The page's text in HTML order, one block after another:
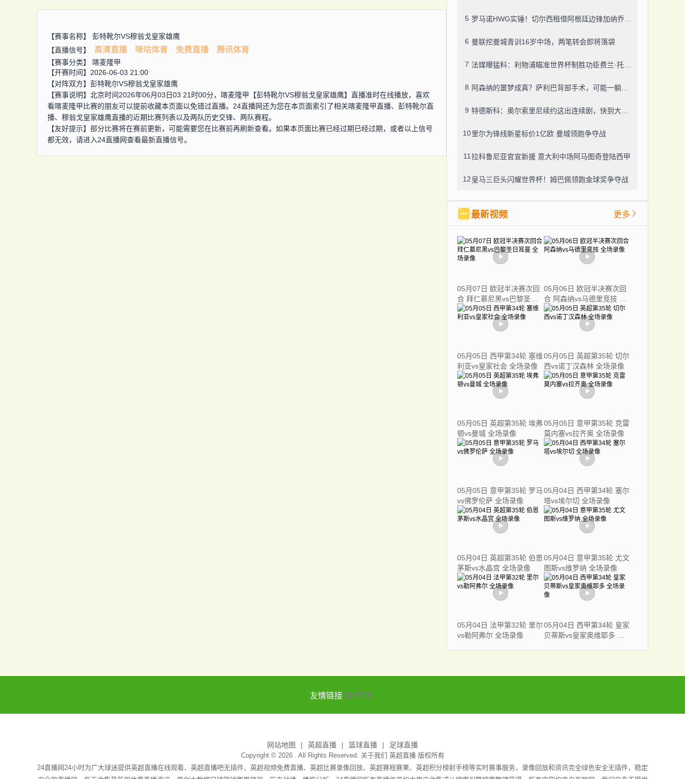
【赛事名称】 彭特靴尔VS穆翁戈皇家雄鹰
【直播信号】
高清直播 咪咕体育 免费直播 腾讯体育
【赛事分类】
喀麦隆甲
【开赛时间】2026-06-03 21:00
【对阵双方】 彭特靴尔VS穆翁戈皇家雄鹰
【赛事说明】北京时间2026年06月03日03 21时00分，喀麦隆甲【彭特靴尔VS穆翁戈皇家雄鹰】直播准时在线播放，喜欢
看喀麦隆甲比赛的朋友可以提前收藏本页面以免错过直播。24直播网还为您在本页面索引了相关喀麦隆甲直播、彭特靴尔直
播、穆翁戈皇家雄鹰直播的近期比赛列表以及两队历史交锋、两队赛程。
【友好提示】部分比赛将在赛前更新，可能需要您在比赛前再刷新查看。如果本页面比赛已经过期已经过期，或者以上信号
都无效，请进入24直播网查看最新直播信号。
5
6 曼联挖曼城青训16岁中场，两笔转会即将落袋
7
8
9
10里尔为锋线新星标价1亿欧 曼城领跑争夺战
11 拉科鲁尼亚官宣新援 意大利中场阿马图奇登陆西甲
12皇马三巨头闪耀世界杯！姆巴佩领跑金球奖争夺战
最新视频 更多
05月07日 欧冠半决赛次回
合 拜仁慕尼黑vs巴黎圣日
耳曼 全场录像
05月06日 欧冠半决赛次回
合 阿森纳vs马德里竞技 全
场录像
05月05日 西甲第34轮 塞维
利亚vs皇家社会 全场录像
05月05日 英超第35轮 切尔
西vs诺丁汉森林 全场录像
05月05日 英超第35轮 埃弗
顿vs曼城 全场录像
05月05日 意甲第35轮 克雷
莫内塞vs拉齐奥 全场录像
05月05日 意甲第35轮 罗马
vs佛罗伦萨 全场录像
05月04日 西甲第34轮 塞尔
塔vs埃尔切 全场录像
05月04日 英超第35轮 伯恩
茅斯vs水晶宫 全场录像
05月04日 意甲第35轮 尤文
图斯vs维罗纳 全场录像
05月04日 法甲第32轮 里尔
vs勒阿弗尔 全场录像
05月04日 西甲第34轮 皇家
贝蒂斯vs皇家奥维耶多 全
友情链接 英超直播
网站地图 英超直播 篮球直播 足球直播
Copyright © 2026 . All Rights Reserved. 关于我们 英超直播版权所有
24直播网24小时为广大球迷提供英超直播在线观看、英超直播吧无插件、英超视频免费直播、英超比赛录像回放、英超赛程赛果、英超积分榜射手榜等实时赛事服务，录像回放和资讯完全绿色安全无插件，稳定